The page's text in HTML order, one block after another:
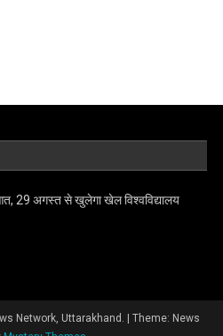
29 अगस्त से खुलेगा खेल विश्वविद्यालय
Network, Uttarakhand.
Theme: News